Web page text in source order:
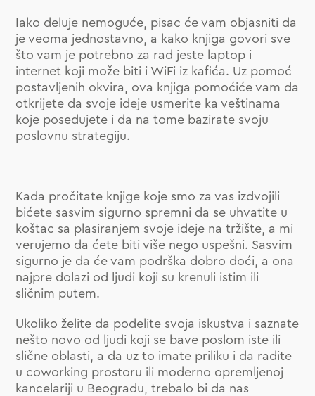
Iako deluje nemoguće, pisac će vam objasniti da
je veoma jednostavno, a kako knjiga govori sve
što vam je potrebno za rad jeste laptop i
internet koji može biti i WiFi iz kafića. Uz pomoć
postavljenih okvira, ova knjiga pomoćiće vam da
otkrijete da svoje ideje usmerite ka veštinama
koje posedujete i da na tome bazirate svoju
poslovnu strategiju.
Kada pročitate knjige koje smo za vas izdvojili
bićete sasvim sigurno spremni da se uhvatite u
koštac sa plasiranjem svoje ideje na tržište, a mi
verujemo da ćete biti više nego uspešni. Sasvim
sigurno je da će vam podrška dobro doći, a ona
najpre dolazi od ljudi koji su krenuli istim ili
sličnim putem.
Ukoliko želite da podelite svoja iskustva i saznate
nešto novo od ljudi koji se bave poslom iste ili
slične oblasti, a da uz to imate priliku i da radite
u coworking prostoru ili moderno opremljenoj
kancelariji u Beogradu, trebalo bi da nas